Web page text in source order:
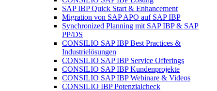
SAP IBP Quick Start & Enhancement
Migration von SAP APO auf SAP IBP
Synchronized Planning mit SAP IBP & SAP
PP/DS
CONSILIO SAP IBP Best Practices &
Industrielösungen
CONSILIO SAP IBP Service Offerings
CONSILIO SAP IBP Kundenprojekte
CONSILIO SAP IBP Webinare & Videos
CONSILIO IBP Potenzialcheck